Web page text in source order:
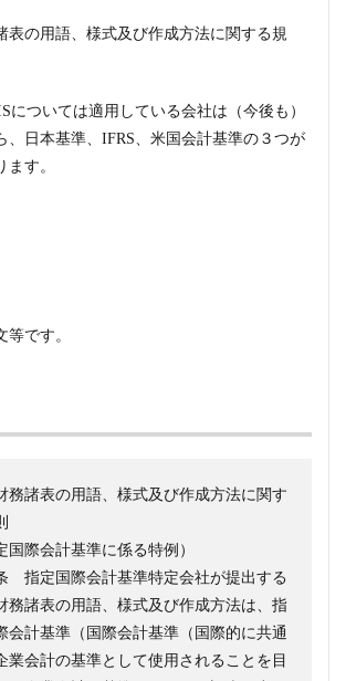
表の用語、様式及び作成方法に関する規
については適用している会社は（今後も）
、日本基準、IFRS、米国会計基準の３つが
す。
等です。
務諸表の用語、様式及び作成方法に関す
国際会計基準に係る特例）
指定国際会計基準特定会社が提出する
務諸表の用語、様式及び作成方法は、指
会計基準（国際会計基準（国際的に共通
業会計の基準として使用されることを目